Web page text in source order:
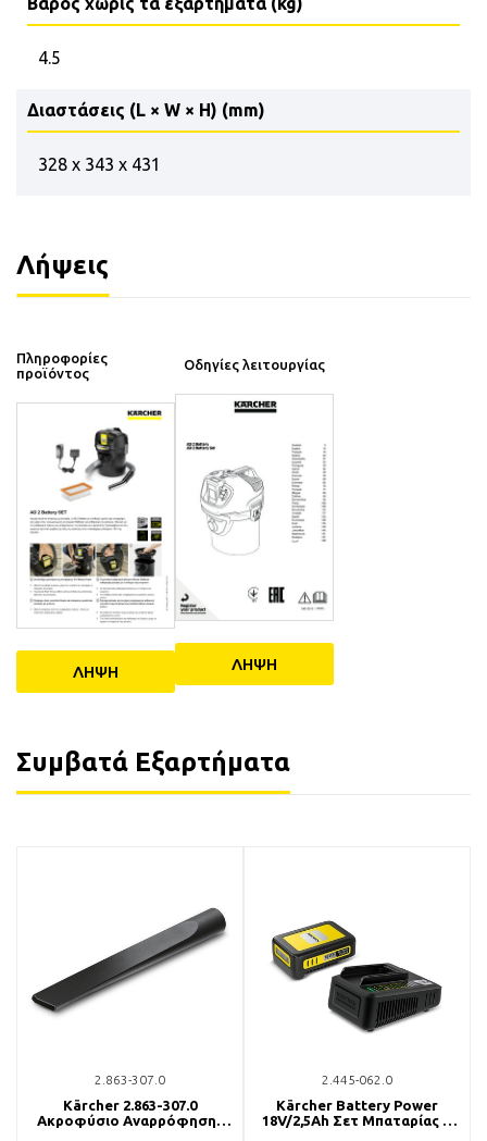
4.5
Διαστάσεις (L × W × H) (mm)
328 x 343 x 431
Λήψεις
Πληροφορίες
προϊόντος
ΛΗΨΗ
Οδηγίες λειτουργίας
ΛΗΨΗ
Συμβατά Εξαρτήματα
2.863-307.0
Kärcher 2.863-307.0
Ακροφύσιο Αναρρόφησης
2.445-062.0
Kärcher Battery Power
18V/2,5Ah Σετ Μπαταρίας &